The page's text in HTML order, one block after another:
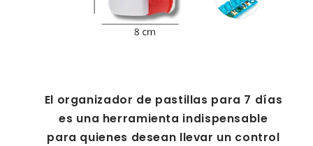
El organizador de pastillas para 7 días
es una herramienta indispensable
para quienes desean llevar un control